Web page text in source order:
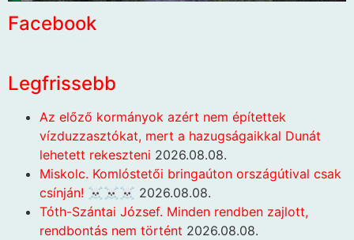
Facebook
Legfrissebb
Az előző kormányok azért nem építettek
vízduzzasztókat, mert a hazugságaikkal Dunát
lehetett rekeszteni 2026.08.08.
Miskolc. Komlóstetői bringaúton országútival csak
csínján! ☠️☠️☠️ 2026.08.08.
Tóth-Szántai József. Minden rendben zajlott,
rendbontás nem történt 2026.08.08.